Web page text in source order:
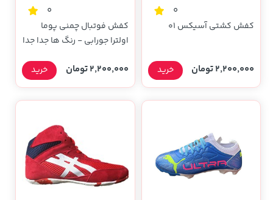
0
کفش کشتی آسیکس ۰۱
2,200,000 تومان خرید
0
کفش فوتبال چمنی پوما
اولترا جورابی - رنگ ها جدا جدا
2,200,000 تومان خرید